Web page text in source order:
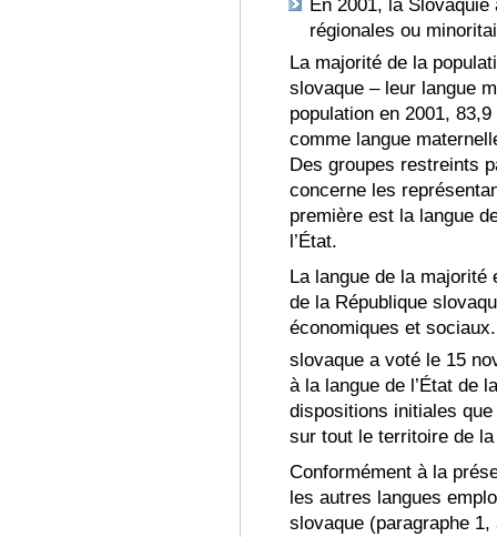
En 2001, la
régionales ou
La majorité de la
slovaque – leur langue
population en 2001,
comme langue
Des groupes restreints
concerne les
première est la langue
l’État.
La langue de la
de la République
économiques et sociaux.
slovaque a voté le 15
à la langue de l’État de
dispositions initiales
sur tout le territoire de
Conformément à la prés
les autres langues
slovaque (paragraphe